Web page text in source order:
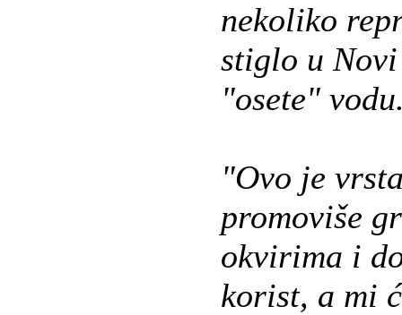
nekoliko
stiglo u
"osete"
"Ovo je
promoviše
okvirima i
korist, a mi